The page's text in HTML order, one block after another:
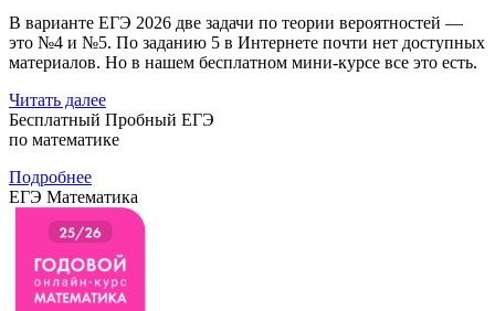
В варианте ЕГЭ 2026 две задачи по теории вероятностей —
это №4 и №5. По заданию 5 в Интернете почти нет доступных
материалов. Но в нашем бесплатном мини-курсе все это есть.
Читать далее
Бесплатный Пробный ЕГЭ
по математике
Подробнее
ЕГЭ Математика